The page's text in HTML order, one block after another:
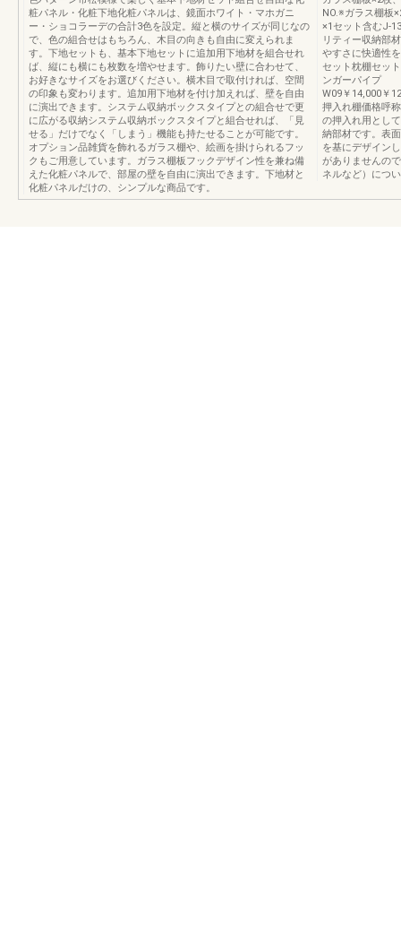
粧パネル・化粧下地化粧パネルは、鏡面ホワイト・マホガニ
ー・ショコラーデの合計3色を設定。縦と横のサイズが同じなの
で、色の組合せはもちろん、木目の向きも自由に変えられま
す。下地セットも、基本下地セットに追加用下地材を組合せれ
ば、縦にも横にも枚数を増やせます。飾りたい壁に合わせて、
お好きなサイズをお選びください。横木目で取付ければ、空間
の印象も変わります。追加用下地材を付け加えれば、壁を自由
に演出できます。システム収納ボックスタイプとの組合せで更
に広がる収納システム収納ボックスタイプと組合せれば、「見
せる」だけでなく「しまう」機能も持たせることが可能です。
オプション品雑貨を飾れるガラス棚や、絵画を掛けられるフッ
クもご用意しています。ガラス棚板フックデザイン性を兼ね備
えた化粧パネルで、部屋の壁を自由に演出できます。下地材と
化粧パネルだけの、シンプルな商品です。
NO.※ガラス棚板
×1セット含むJ-
リティー収納部
やすさに快適性
セット枕棚セッ
ンガーパイプ
W09￥14,000￥
押入れ棚価格呼
の押入れ用とし
納部材です。表
を基にデザイン
がありませんの
ネルなど）につ